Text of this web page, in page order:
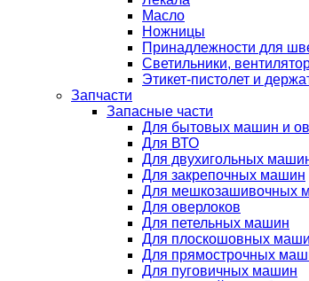
Масло
Ножницы
Принадлежности для
Светильники,
Этикет-пистолет и
Запчасти
Запасные части
Для бытовых машин и
Для ВТО
Для двухигольных
Для закрепочных машин
Для мешкозашивочных
Для оверлоков
Для петельных машин
Для плоскошовных
Для прямострочных
Для пуговичных машин